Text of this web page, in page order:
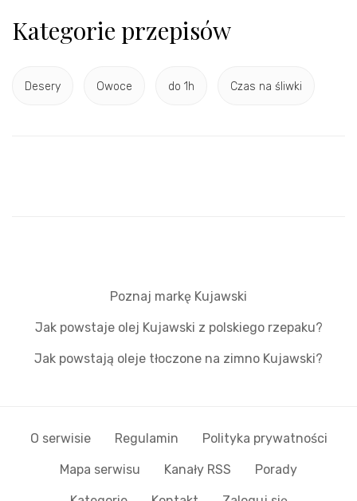
Kategorie przepisów
Desery Owoce do 1h Czas na śliwki
Poznaj markę Kujawski
Jak powstaje olej Kujawski z polskiego rzepaku?
Jak powstają oleje tłoczone na zimno Kujawski?
O serwisie Regulamin Polityka prywatności
Mapa serwisu Kanały RSS Porady